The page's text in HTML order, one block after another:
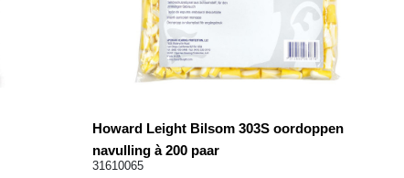
Howard Leight Bilsom 303S oordoppen
navulling à 200 paar
31610065